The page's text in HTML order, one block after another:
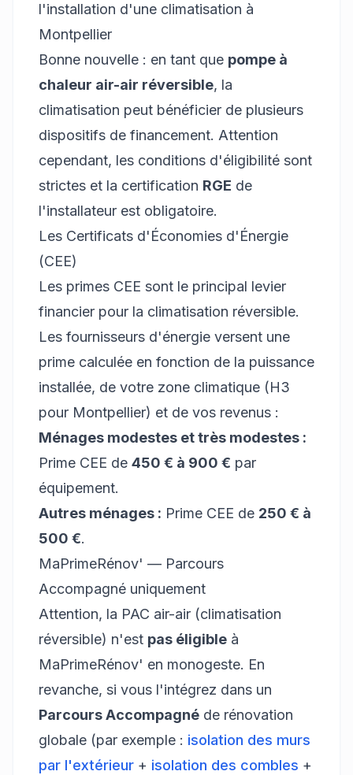
l'installation d'une climatisation à
Montpellier
Bonne nouvelle : en tant que pompe à
chaleur air-air réversible, la
climatisation peut bénéficier de plusieurs
dispositifs de financement. Attention
cependant, les conditions d'éligibilité sont
strictes et la certification RGE de
l'installateur est obligatoire.
Les Certificats d'Économies d'Énergie
(CEE)
Les primes CEE sont le principal levier
financier pour la climatisation réversible.
Les fournisseurs d'énergie versent une
prime calculée en fonction de la puissance
installée, de votre zone climatique (H3
pour Montpellier) et de vos revenus :
Ménages modestes et très modestes :
Prime CEE de 450 € à 900 € par
équipement.
Autres ménages : Prime CEE de 250 € à
500 €.
MaPrimeRénov' — Parcours
Accompagné uniquement
Attention, la PAC air-air (climatisation
réversible) n'est pas éligible à
MaPrimeRénov' en monogeste. En
revanche, si vous l'intégrez dans un
Parcours Accompagné de rénovation
globale (par exemple : isolation des murs
par l'extérieur + isolation des combles +